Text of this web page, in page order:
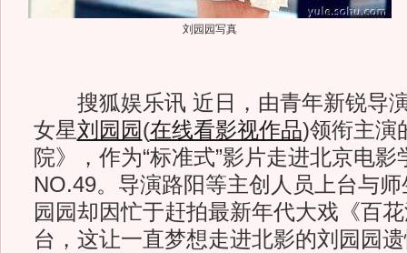
刘园园写真
搜狐娱乐讯 近日，由青年新锐导
女星刘园园(在线看影视作品)领衔主演
院》，作为“标准式”影片走进北京电影
NO.49。导演路阳等主创人员上台与
园园却因忙于赶拍最新年代大戏《百
台，这让一直梦想走进北影的刘园园